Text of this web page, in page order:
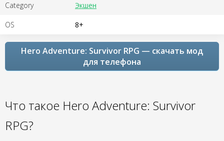
Category Экшен
OS 8+
Hero Adventure: Survivor RPG — скачать мод
для телефона
Что такое Hero Adventure: Survivor
RPG?